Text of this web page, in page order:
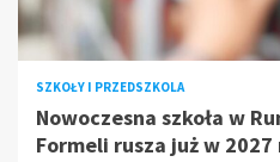
SZKOŁY I PRZEDSZKOLA
Nowoczesna szkoła w
Formeli rusza już w 2027